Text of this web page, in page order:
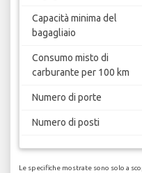
Capacità minima del
bagagliaio
Consumo misto di
carburante per 100 km
Numero di porte
Numero di posti
Le specifiche mostrate sono solo a